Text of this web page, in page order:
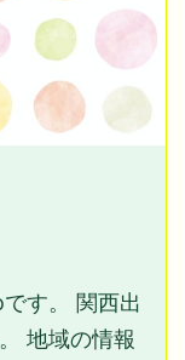
す。 関西出
地域の情報